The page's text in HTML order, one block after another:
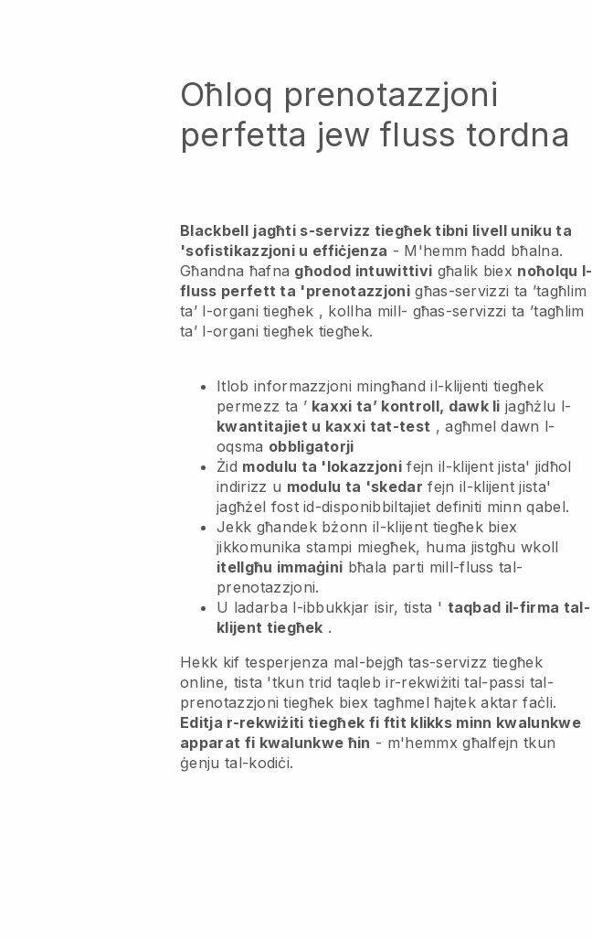
Oħloq prenotazzjoni
perfetta jew fluss tordna
Blackbell jagħti s-servizz tiegħek tibni livell uniku ta
'sofistikazzjoni u effiċjenza - M'hemm ħadd bħalna.
Għandna ħafna għodod intuwittivi għalik biex noħolqu l-
fluss perfett ta 'prenotazzjoni għas-servizzi ta ’tagħlim
ta’ l-organi tiegħek , kollha mill- għas-servizzi ta ’tagħlim
ta’ l-organi tiegħek tiegħek.
Itlob informazzjoni mingħand il-klijenti tiegħek
permezz ta ’ kaxxi ta’ kontroll, dawk li jagħżlu l-
kwantitajiet u kaxxi tat-test , agħmel dawn l-
oqsma obbligatorji
Żid modulu ta 'lokazzjoni fejn il-klijent jista' jidħol
indirizz u modulu ta 'skedar fejn il-klijent jista'
jagħżel fost id-disponibbiltajiet definiti minn qabel.
Jekk għandek bżonn il-klijent tiegħek biex
jikkomunika stampi miegħek, huma jistgħu wkoll
itellgħu immaġini bħala parti mill-fluss tal-
prenotazzjoni.
U ladarba l-ibbukkjar isir, tista ' taqbad il-firma tal-
klijent tiegħek .
Hekk kif tesperjenza mal-bejgħ tas-servizz tiegħek
online, tista 'tkun trid taqleb ir-rekwiżiti tal-passi tal-
prenotazzjoni tiegħek biex tagħmel ħajtek aktar faċli.
Editja r-rekwiżiti tiegħek fi ftit klikks minn kwalunkwe
apparat fi kwalunkwe ħin - m'hemmx għalfejn tkun
ġenju tal-kodiċi.